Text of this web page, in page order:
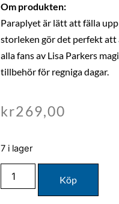
Om produkten:
Paraplyet är lätt att fälla
storleken gör det perfekt
alla fans av Lisa Parkers
tillbehör för regniga dagar.
kr269,00
7 i lager
Köp